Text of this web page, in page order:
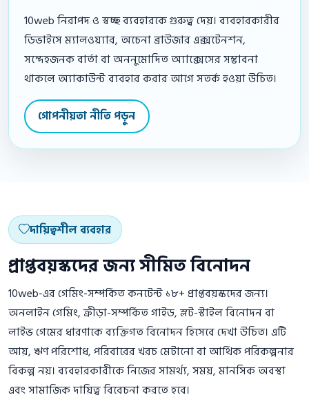
10web নিরাপদ ও স্বচ্ছ ব্যবহারকে গুরুত্ব দেয়। ব্যবহারকারীর
ডিভাইসে ম্যালওয়্যার, অচেনা ব্রাউজার এক্সটেনশন,
সন্দেহজনক বার্তা বা অননুমোদিত অ্যাক্সেসের সম্ভাবনা
থাকলে অ্যাকাউন্ট ব্যবহার করার আগে সতর্ক হওয়া উচিত।
গোপনীয়তা নীতি পড়ুন
দায়িত্বশীল ব্যবহার
প্রাপ্তবয়স্কদের জন্য সীমিত বিনোদন
10web-এর গেমিং-সম্পর্কিত কনটেন্ট ১৮+ প্রাপ্তবয়স্কদের জন্য।
অনলাইন গেমিং, ক্রীড়া-সম্পর্কিত গাইড, স্লট-স্টাইল বিনোদন বা
লাইভ গেমের ধারণাকে ব্যক্তিগত বিনোদন হিসেবে দেখা উচিত। এটি
আয়, ঋণ পরিশোধ, পরিবারের খরচ মেটানো বা আর্থিক পরিকল্পনার
বিকল্প নয়। ব্যবহারকারীকে নিজের সামর্থ্য, সময়, মানসিক অবস্থা
এবং সামাজিক দায়িত্ব বিবেচনা করতে হবে।